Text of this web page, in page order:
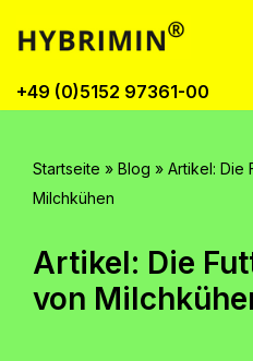
Inhalt
+49 (0)5152 97361-00
Startseite » Blog » Artikel: Die
Milchkühen
Artikel: Die
von